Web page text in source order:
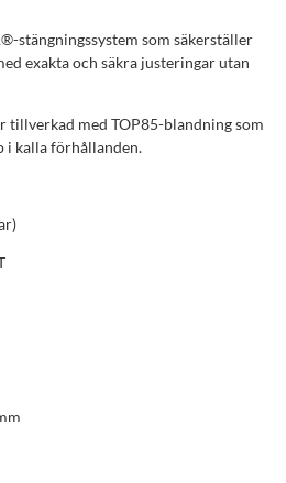
stängningssystem som säkerställer
exakta och säkra justeringar utan
tillverkad med TOP85-blandning som
i kalla förhållanden.